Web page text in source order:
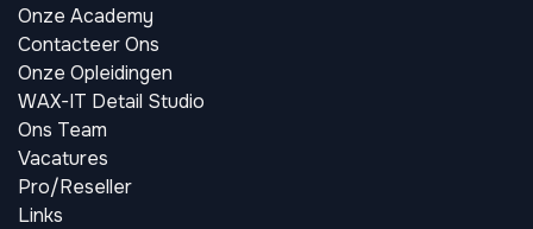
Onze Academy
Contacteer Ons
Onze Opleidingen
WAX-IT Detail Studio
Ons Team
Vacatures
Pro/Reseller
Links